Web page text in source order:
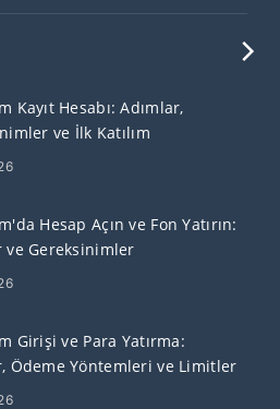
Kayıt Hesabı: Adımlar,
ve İlk Katılım
Hesap Açın ve Fon Yatırın:
ve Gereksinimler
Girişi ve Para Yatırma:
Ödeme Yöntemleri ve Limitler